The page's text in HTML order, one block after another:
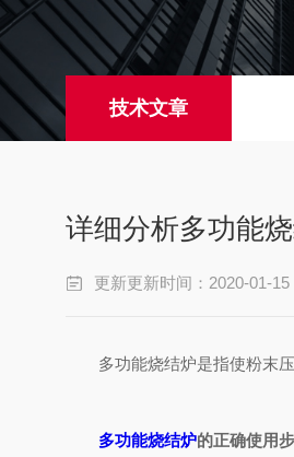
技术文章
详细分析多功能
更新更新时间：2020-01-15
多功能烧结炉是指使粉末压
多功能烧结炉的正确使用步